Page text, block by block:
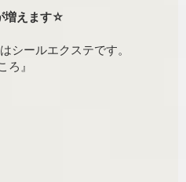
増えます☆
シールエクステです。
ろ』